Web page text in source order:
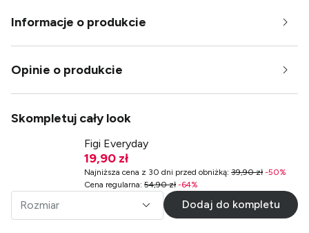
Informacje o produkcie
Opinie o produkcie
Skompletuj cały look
Figi Everyday
19,90 zł
Najniższa cena z 30 dni przed obniżką: 39,90 zł -50%
Cena regularna: 54,90 zł -64%
Rozmiar Dodaj do kompletu